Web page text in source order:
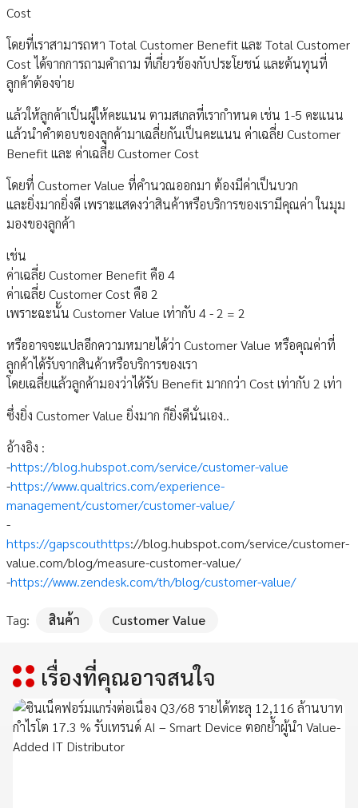
Cost
โดยที่เราสามารถหา Total Customer Benefit และ Total Customer
Cost ได้จากการถามคำถาม ที่เกี่ยวข้องกับประโยชน์ และต้นทุนที่
ลูกค้าต้องจ่าย
แล้วให้ลูกค้าเป็นผู้ให้คะแนน ตามสเกลที่เรากำหนด เช่น 1-5 คะแนน
แล้วนำคำตอบของลูกค้ามาเฉลี่ยกันเป็นคะแนน ค่าเฉลี่ย Customer
Benefit และ ค่าเฉลี่ย Customer Cost
โดยที่ Customer Value ที่คำนวณออกมา ต้องมีค่าเป็นบวก
และยิ่งมากยิ่งดี เพราะแสดงว่าสินค้าหรือบริการของเรามีคุณค่า ในมุม
มองของลูกค้า
เช่น
ค่าเฉลี่ย Customer Benefit คือ 4
ค่าเฉลี่ย Customer Cost คือ 2
เพราะฉะนั้น Customer Value เท่ากับ 4 - 2 = 2
หรืออาจจะแปลอีกความหมายได้ว่า Customer Value หรือคุณค่าที่
ลูกค้าได้รับจากสินค้าหรือบริการของเรา
โดยเฉลี่ยแล้วลูกค้ามองว่าได้รับ Benefit มากกว่า Cost เท่ากับ 2 เท่า
ซึ่งยิ่ง Customer Value ยิ่งมาก ก็ยิ่งดีนั่นเอง..
อ้างอิง :
-https://blog.hubspot.com/service/customer-value
-https://www.qualtrics.com/experience-
management/customer/customer-value/
-
https://gapscouthttps://blog.hubspot.com/service/customer-
value.com/blog/measure-customer-value/
-https://www.zendesk.com/th/blog/customer-value/
Tag: สินค้า Customer Value
เรื่องที่คุณอาจสนใจ